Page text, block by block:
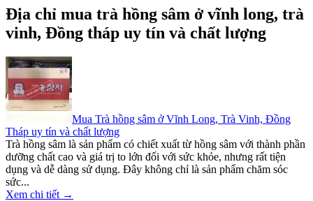
Địa chỉ mua trà hồng sâm ở vĩnh long, trà
vinh, Đồng tháp uy tín và chất lượng
Mua Trà hồng sâm ở Vĩnh Long, Trà Vinh, Đồng
Tháp uy tín và chất lượng
Trà hồng sâm là sản phẩm có chiết xuất từ hồng sâm với thành phần
dưỡng chất cao và giá trị to lớn đối với sức khỏe, nhưng rất tiện
dụng và dễ dàng sử dụng. Đây không chỉ là sản phẩm chăm sóc
sức...
Xem chi tiết →